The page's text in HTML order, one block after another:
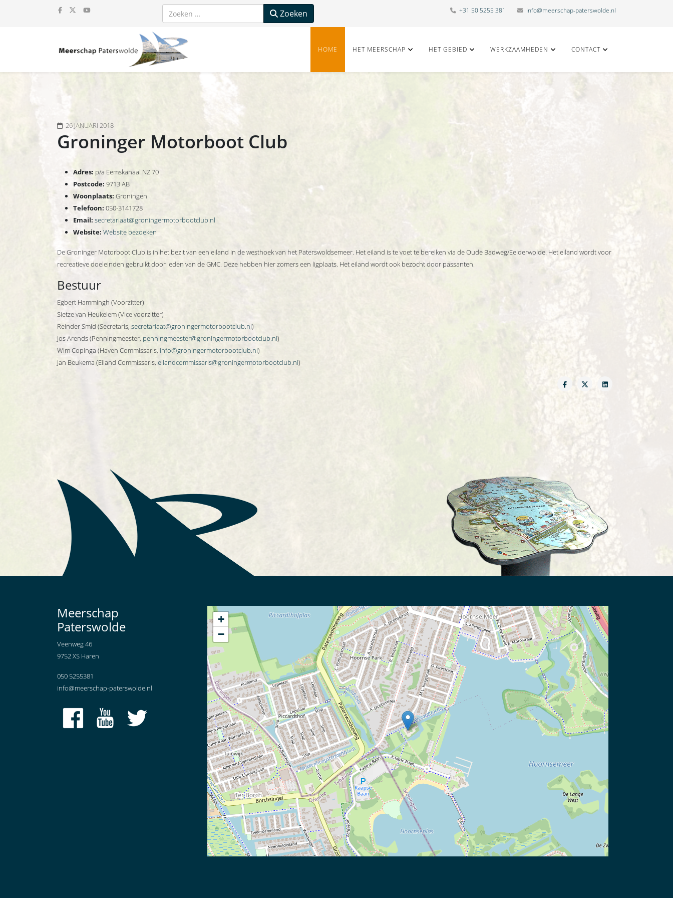
Zoeken Zoeken +31 50 5255 381 info@meerschap-paterswolde.nl
HOME HET MEERSCHAP HET GEBIED WERKZAAMHEDEN CONTACT
26 JANUARI 2018
Groninger Motorboot Club
Adres: p/a Eemskanaal NZ 70
Postcode: 9713 AB
Woonplaats: Groningen
Telefoon: 050-3141728
Email: secretariaat@groningermotorbootclub.nl
Website: Website bezoeken
De Groninger Motorboot Club is in het bezit van een eiland in de westhoek van het Paterswoldsemeer. Het eiland is te voet te bereiken via de Oude Badweg/Eelderwolde. Het eiland wordt voor
recreatieve doeleinden gebruikt door leden van de GMC. Deze hebben hier zomers een ligplaats. Het eiland wordt ook bezocht door passanten.
Bestuur
Egbert Hammingh (Voorzitter)
Sietze van Heukelem (Vice voorzitter)
Reinder Smid (Secretaris, secretariaat@groningermotorbootclub.nl)
Jos Arends (Penningmeester, penningmeester@groningermotorbootclub.nl)
Wim Copinga (Haven Commissaris, info@groningermotorbootclub.nl)
Jan Beukema (Eiland Commissaris, eilandcommissaris@groningermotorbootclub.nl)
Meerschap
Paterswolde
Veenweg 46
9752 XS Haren
050 5255381
info@meerschap-paterswolde.nl
+
−